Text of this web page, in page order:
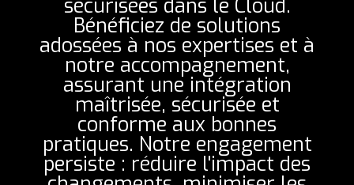
sécurisées dans le Cloud.
Bénéficiez de solutions
adossées à nos expertises et à
notre accompagnement,
assurant une intégration
maîtrisée, sécurisée et
conforme aux bonnes
pratiques. Notre engagement
persiste : réduire l'impact des